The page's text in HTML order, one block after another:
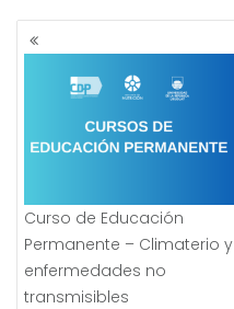
NAVEGACIÓN
DE
ENTRADAS
Curso de Educación
Permanente – Climaterio y
enfermedades no
transmisibles